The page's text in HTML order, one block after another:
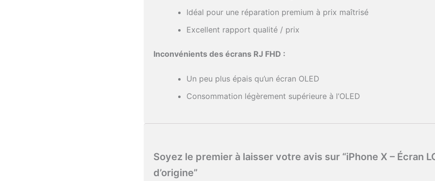
Idéal pour une réparation premium à prix maîtrisé
Excellent rapport qualité / prix
Inconvénients des écrans RJ FHD :
Un peu plus épais qu’un écran OLED
Consommation légèrement supérieure à l’OLED
Soyez le premier à laisser votre avis sur “iPhone X – Écran
d’origine”